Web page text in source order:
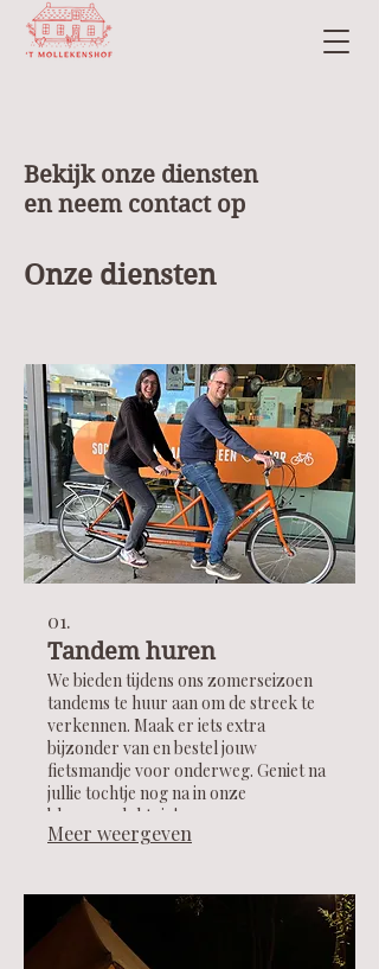
Bekijk onze diensten
en neem contact op
Onze diensten
01.
Tandem huren
We bieden tijdens ons zomerseizoen
tandems te huur aan om de streek te
verkennen. Maak er iets extra
bijzonder van en bestel jouw
fietsmandje voor onderweg. Geniet na
jullie tochtje nog na in onze
bloemenpluktuin!
Meer weergeven